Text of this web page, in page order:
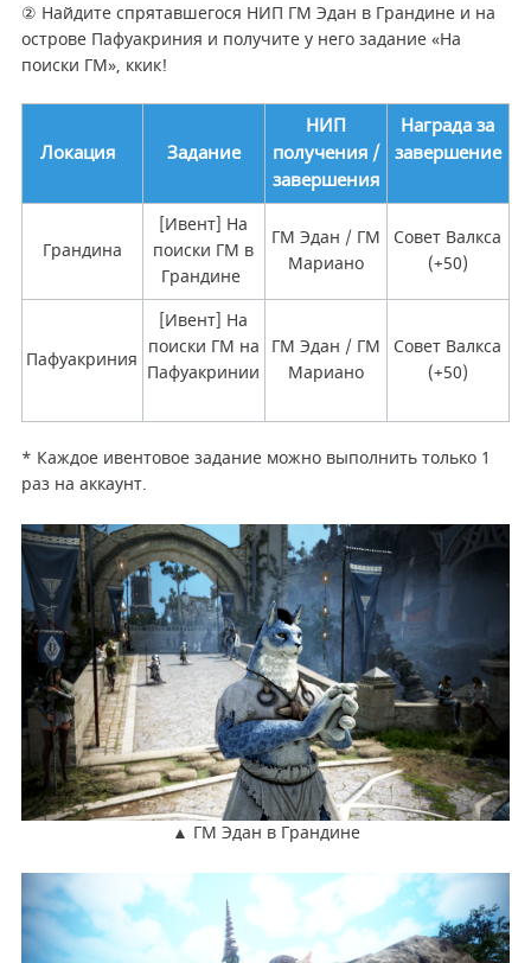
② Найдите спрятавшегося НИП ГМ Эдан в Грандине и на
острове Пафуакриния и получите у него задание «На
поиски ГМ», ккик!
Локация Задание
НИП
получения /
завершения
Награда за
завершение
Грандина
[Ивент] На
поиски ГМ в
Грандине
ГМ Эдан / ГМ
Мариано
Совет Валкса
(+50)
Пафуакриния
[Ивент] На
поиски ГМ на
Пафуакринии
ГМ Эдан / ГМ
Мариано
Совет Валкса
(+50)
* Каждое ивентовое задание можно выполнить только 1
раз на аккаунт.
▲ ГМ Эдан в Грандине